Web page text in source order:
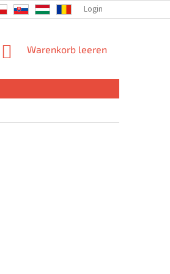
Login
WARENKORB
Warenkorb leeren